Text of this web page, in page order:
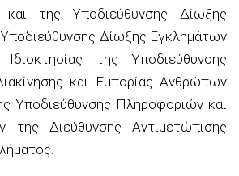
της Υποδιεύθυνσης Δίωξης
Δίωξης Εγκλημάτων
της Υποδιεύθυνσης
και Εμπορίας Ανθρώπων
Υποδιεύθυνσης Πληροφοριών και
της Διεύθυνσης Αντιμετώπισης